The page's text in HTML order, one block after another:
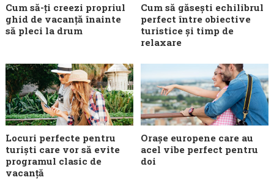
Cum să-ți creezi propriul
ghid de vacanță înainte
să pleci la drum
Cum să găsești echilibrul
perfect între obiective
turistice și timp de
relaxare
Locuri perfecte pentru
turiști care vor să evite
programul clasic de
vacanță
Orașe europene care au
acel vibe perfect pentru
doi